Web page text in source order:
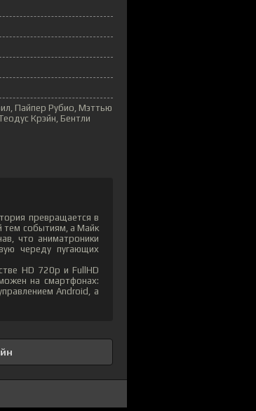
Пайпер Рубио, Мэттью
Крэйн, Бентли
превращается в
тем событиям, а Майк
что аниматроники
череду пугающих
HD 720p и FullHD
на смартфонах:
Android, а